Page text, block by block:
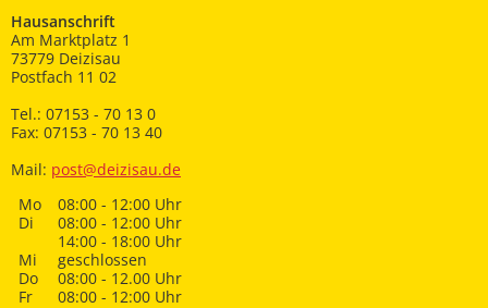
Hausanschrift
Am Marktplatz 1
73779 Deizisau
Postfach 11 02
Tel.: 07153 - 70 13 0
Fax: 07153 - 70 13 40
Mail: post@deizisau.de
Mo
08:00 - 12:00 Uhr
Di
08:00 - 12:00 Uhr
14:00 - 18:00 Uhr
Mi
geschlossen
Do
08:00 - 12.00 Uhr
Fr
08:00 - 12:00 Uhr